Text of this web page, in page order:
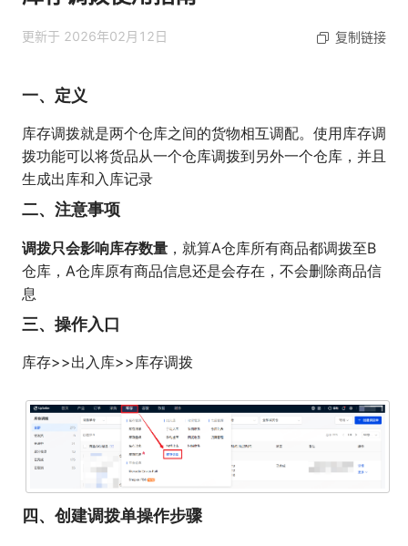
更新于 2026年02月12日 复制链接
一、定义
库存调拨就是两个仓库之间的货物相互调配。使用库存调
拨功能可以将货品从一个仓库调拨到另外一个仓库，并且
生成出库和入库记录
二、注意事项
调拨只会影响库存数量 ，就算A仓库所有商品都调拨至B
仓库， A仓库原有商品信息还是会存在，不会删除商品信
息
三、操作入口
库存>>出入库>>库存调拨
四、创建调拨单操作步骤